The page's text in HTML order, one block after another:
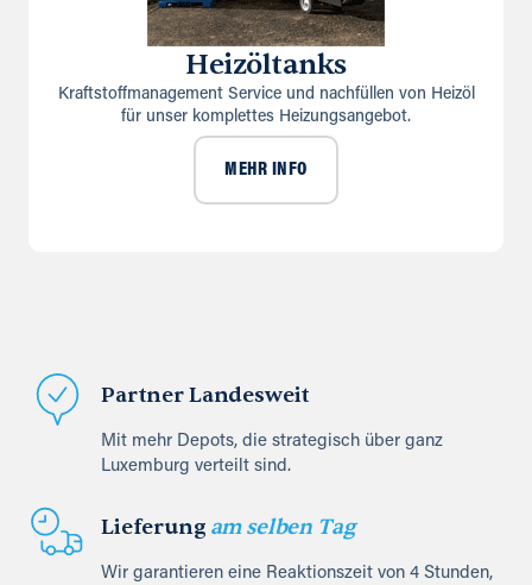
Heizöltanks
Kraftstoffmanagement Service und nachfüllen von Heizöl
für unser komplettes Heizungsangebot.
MEHR INFO
Partner Landesweit
Mit mehr Depots, die strategisch über ganz
Luxemburg verteilt sind.
Lieferung am selben Tag
Wir garantieren eine Reaktionszeit von 4 Stunden,